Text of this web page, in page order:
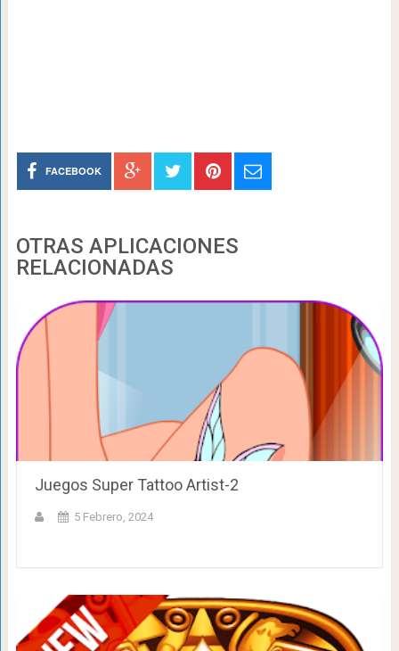
FACEBOOK
OTRAS APLICACIONES
RELACIONADAS
Juegos Super Tattoo Artist-2
5 Febrero, 2024